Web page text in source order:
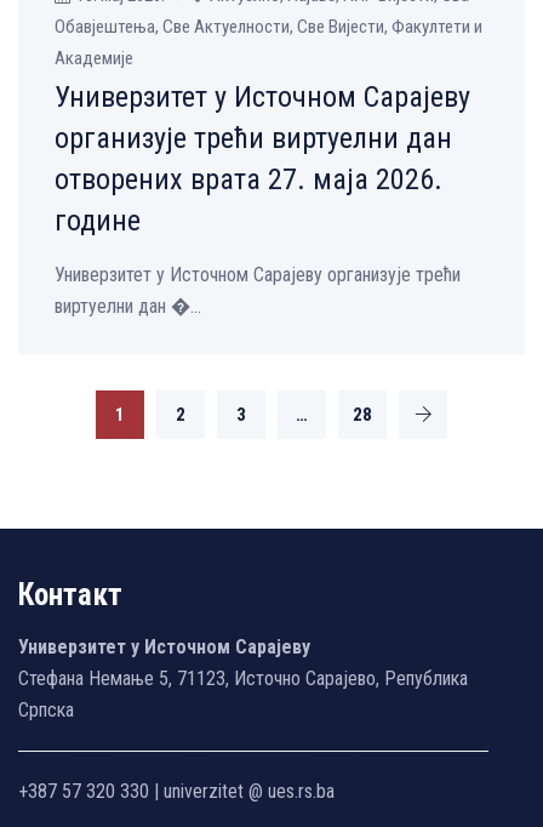
Обавјештења, Све Aктуелности, Све Вијести, Факултети и
Академије
Универзитет у Источном Сарајеву
организује трећи виртуелни дан
отворених врата 27. маја 2026.
године
Универзитет у Источном Сарајеву организује трећи
виртуелни дан �...
1 2 3 … 28
Контакт
Универзитет у Источном Сарајеву
Стефана Немање 5, 71123, Источно Сарајево, Република
Српска
+387 57 320 330 | univerzitet @ ues.rs.ba